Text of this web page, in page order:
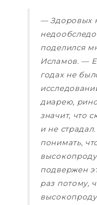
— Здоровых
поделился
Исламов. —
годах не
диарею,
значит, что
и не
понимать,
подвержен
раз потому,